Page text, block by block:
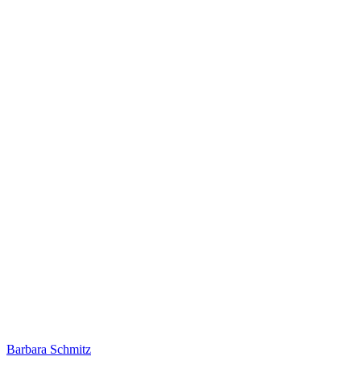
Barbara Schmitz